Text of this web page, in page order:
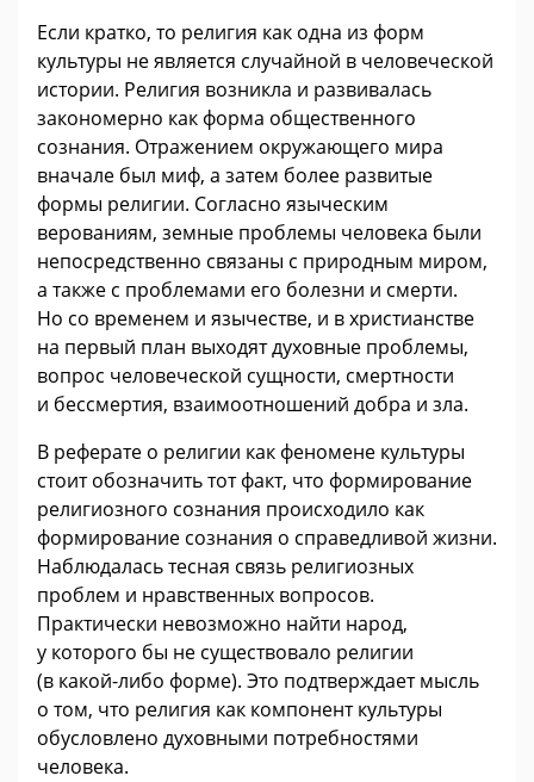
Если кратко, то религия как одна из форм
культуры не является случайной в человеческой
истории. Религия возникла и развивалась
закономерно как форма общественного
сознания. Отражением окружающего мира
вначале был миф, а затем более развитые
формы религии. Согласно языческим
верованиям, земные проблемы человека были
непосредственно связаны с природным миром,
а также с проблемами его болезни и смерти.
Но со временем и язычестве, и в христианстве
на первый план выходят духовные проблемы,
вопрос человеческой сущности, смертности
и бессмертия, взаимоотношений добра и зла.
В реферате о религии как феномене культуры
стоит обозначить тот факт, что формирование
религиозного сознания происходило как
формирование сознания о справедливой жизни.
Наблюдалась тесная связь религиозных
проблем и нравственных вопросов.
Практически невозможно найти народ,
у которого бы не существовало религии
(в какой-либо форме). Это подтверждает мысль
о том, что религия как компонент культуры
обусловлено духовными потребностями
человека.